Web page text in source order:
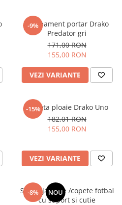
-9%
Echipament portar Drako
Predator gri
171,00 RON
155,00 RON
VEZI VARIANTE
-15%
Jacheta ploaie Drako Uno
182,01 RON
155,00 RON
VEZI VARIANTE
-8% NOU
Set 50 jaloane /copete fotbal
cu suport si cutie